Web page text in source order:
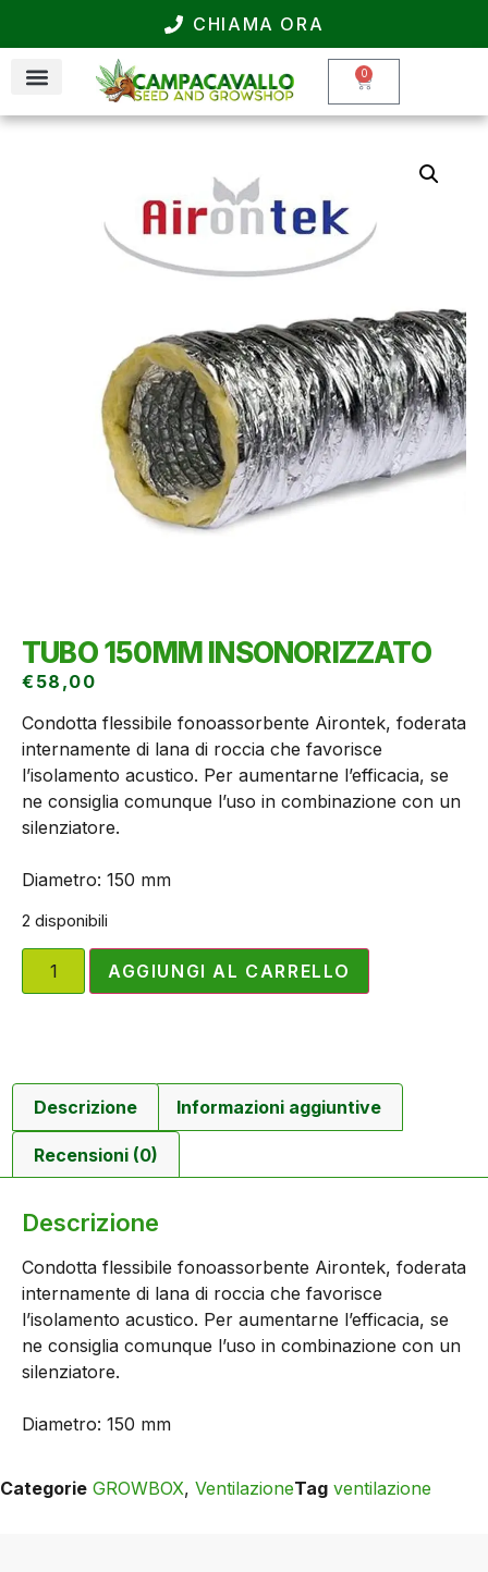
CHIAMA ORA
0
TUBO 150MM INSONORIZZATO
€ 58,00
Condotta flessibile fonoassorbente Airontek, foderata
internamente di lana di roccia che favorisce
l’isolamento acustico. Per aumentarne l’efficacia, se
ne consiglia comunque l’uso in combinazione con un
silenziatore.
Diametro: 150 mm
2 disponibili
AGGIUNGI AL CARRELLO
Descrizione Informazioni aggiuntive
Recensioni (0)
Descrizione
Condotta flessibile fonoassorbente Airontek, foderata
internamente di lana di roccia che favorisce
l’isolamento acustico. Per aumentarne l’efficacia, se
ne consiglia comunque l’uso in combinazione con un
silenziatore.
Diametro: 150 mm
Categorie GROWBOX, VentilazioneTag ventilazione